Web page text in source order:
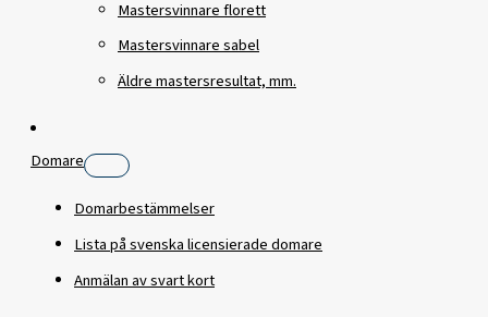
Mastersvinnare florett
Mastersvinnare sabel
Äldre mastersresultat, mm.
Domare
Domarbestämmelser
Lista på svenska licensierade domare
Anmälan av svart kort